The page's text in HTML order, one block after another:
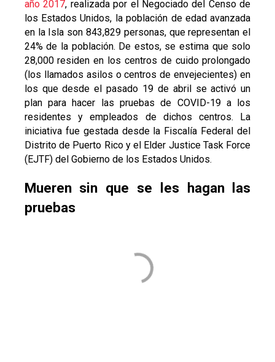
año 2017, realizada por el Negociado del Censo de
los Estados Unidos, la población de edad avanzada
en la Isla son 843,829 personas, que representan el
24% de la población. De estos, se estima que solo
28,000 residen en los centros de cuido prolongado
(los llamados asilos o centros de envejecientes) en
los que desde el pasado 19 de abril se activó un
plan para hacer las pruebas de COVID-19 a los
residentes y empleados de dichos centros. La
iniciativa fue gestada desde la Fiscalía Federal del
Distrito de Puerto Rico y el Elder Justice Task Force
(EJTF) del Gobierno de los Estados Unidos.
Mueren sin que se les hagan las
pruebas